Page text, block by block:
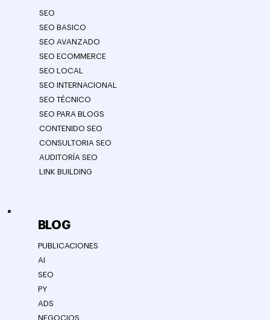
SEO
SEO BASICO
SEO AVANZADO
SEO ECOMMERCE
SEO LOCAL
SEO INTERNACIONAL
SEO TÉCNICO
SEO PARA BLOGS
CONTENIDO SEO
CONSULTORIA SEO
AUDITORÍA SEO
LINK BUILDING
BLOG
PUBLICACIONES
AI
SEO
PY
ADS
NEGOCIOS